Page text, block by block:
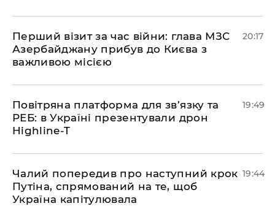
​Перший візит за час війни: глава МЗС
Азербайджану прибув до Києва з
важливою місією
20:17
​Повітряна платформа для зв’язку та
РЕБ: в Україні презентували дрон
Highline-T
19:49
​Чалий попередив про наступний крок
Путіна, спрямований на те, щоб
Україна капітулювала
19:44